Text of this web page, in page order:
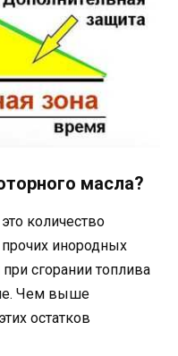
масла?
количество
инородных
сгорании топлива
Чем выше
остатков